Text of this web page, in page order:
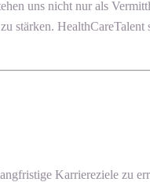
uns nicht nur als
stärken.
Karriereziele zu